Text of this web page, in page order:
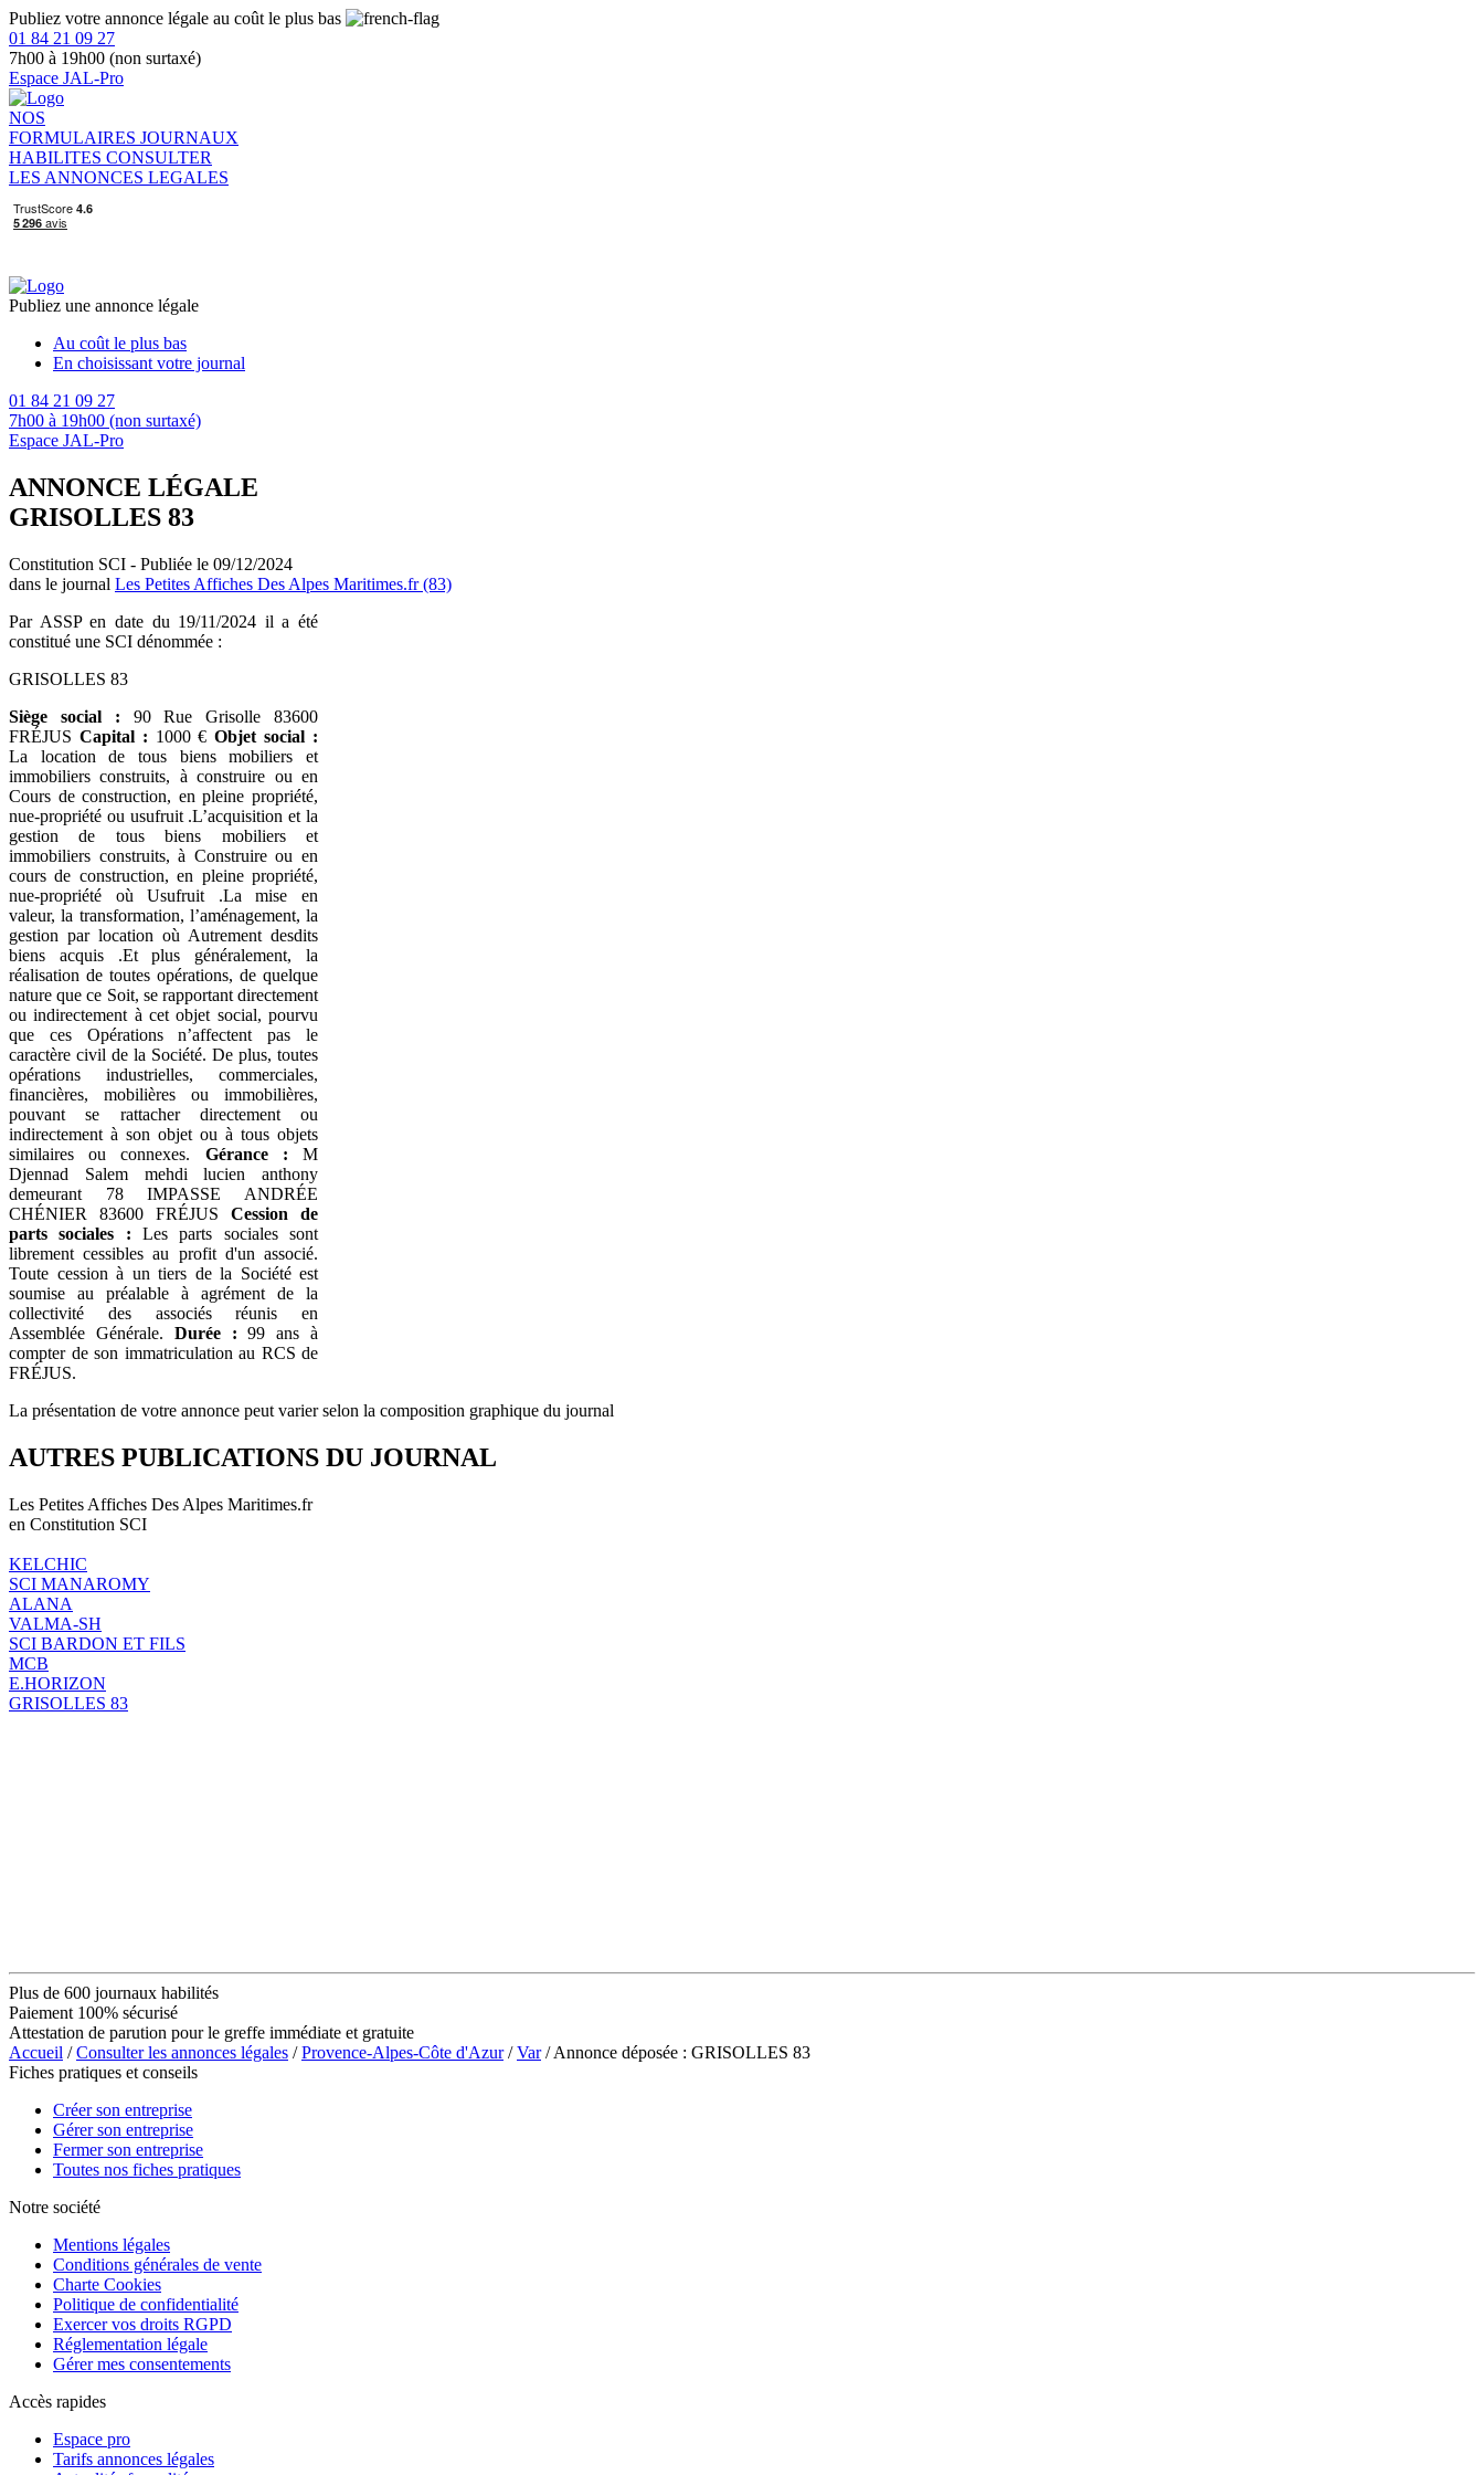
Publiez votre annonce légale au coût le plus bas
01 84 21 09 27
7h00 à 19h00 (non surtaxé)
Espace JAL-Pro
NOS
FORMULAIRES JOURNAUX
HABILITES CONSULTER
LES ANNONCES LEGALES
Publiez une annonce légale
Au coût le plus bas
En choisissant votre journal
01 84 21 09 27
7h00 à 19h00 (non surtaxé)
Espace JAL-Pro
ANNONCE LÉGALE
GRISOLLES 83
Constitution SCI - Publiée le 09/12/2024
dans le journal Les Petites Affiches Des Alpes Maritimes.fr (83)
Par ASSP en date du 19/11/2024 il a été
constitué une SCI dénommée :
GRISOLLES 83
Siège social : 90 Rue Grisolle 83600
FRÉJUS Capital : 1000 €Objet social :
La location de tous biens mobiliers et
immobiliers construits, à construire ou en
Cours de construction, en pleine propriété,
nue-propriété ou usufruit .L’acquisition et la
gestion de tous biens mobiliers et
immobiliers construits, à Construire ou en
cours de construction, en pleine propriété,
nue-propriété où Usufruit .La mise en
valeur, la transformation, l’aménagement, la
gestion par location où Autrement desdits
biens acquis .Et plus généralement, la
réalisation de toutes opérations, de quelque
nature que ce Soit, se rapportant directement
ou indirectement à cet objet social, pourvu
que ces Opérations n’affectent pas le
caractère civil de la Société. De plus, toutes
opérations industrielles, commerciales,
financières, mobilières ou immobilières,
pouvant se rattacher directement ou
indirectement à son objet ou à tous objets
similaires ou connexes. Gérance : M
Djennad Salem mehdi lucien anthony
demeurant 78 IMPASSE ANDRÉE
CHÉNIER 83600 FRÉJUS Cession de
parts sociales : Les parts sociales sont
librement cessibles au profit d'un associé.
Toute cession à un tiers de la Société est
soumise au préalable à agrément de la
collectivité des associés réunis en
Assemblée Générale. Durée : 99 ans à
compter de son immatriculation au RCS de
FRÉJUS.
La présentation de votre annonce peut varier selon la composition graphique du journal
AUTRES PUBLICATIONS DU JOURNAL
Les Petites Affiches Des Alpes Maritimes.fr
en Constitution SCI
KELCHIC
SCI MANAROMY
ALANA
VALMA-SH
SCI BARDON ET FILS
MCB
E.HORIZON
GRISOLLES 83
Plus de 600 journaux habilités
Paiement 100% sécurisé
Attestation de parution pour le greffe immédiate et gratuite
Accueil /Consulter les annonces légales /Provence-Alpes-Côte d'Azur/Var/ Annonce déposée : GRISOLLES 83
Fiches pratiques et conseils
Créer son entreprise
Gérer son entreprise
Fermer son entreprise
Toutes nos fiches pratiques
Notre société
Mentions légales
Conditions générales de vente
Charte Cookies
Politique de confidentialité
Exercer vos droits RGPD
Réglementation légale
Gérer mes consentements
Accès rapides
Espace pro
Tarifs annonces légales